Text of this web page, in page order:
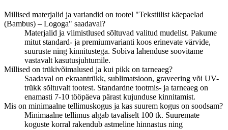
Millised materjalid ja variandid on tootel "Tekstiilist käepaelad
(Bambus) – Logoga" saadaval?
Materjalid ja viimistlused sõltuvad valitud mudelist. Pakume
mitut standard- ja premiumvarianti koos erinevate värvide,
suuruste ning kinnitustega. Sobiva lahenduse soovitame
vastavalt kasutusjuhtumile.
Millised on trükivõimalused ja kui pikk on tarneaeg?
Saadaval on ekraantrükk, sublimatsioon, graveering või UV-
trükk sõltuvalt tootest. Standardne tootmis- ja tarneaeg on
enamasti 7-10 tööpäeva pärast kujunduse kinnitamist.
Mis on minimaalne tellimuskogus ja kas suurem kogus on soodsam?
Minimaalne tellimus algab tavaliselt 100 tk. Suuremate
koguste korral rakendub astmeline hinnastus ning